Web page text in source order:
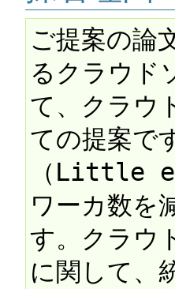
ご提案の論
るクラウド
て、クラウ
ての提案で
（Little
ワーカ数を
す。クラウ
に関して、